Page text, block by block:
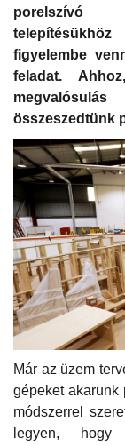
porelszívó
figyelembe
feladat.
összeszedtünk
Már az üzem
gépeket akarunk
módszerrel
legyen,